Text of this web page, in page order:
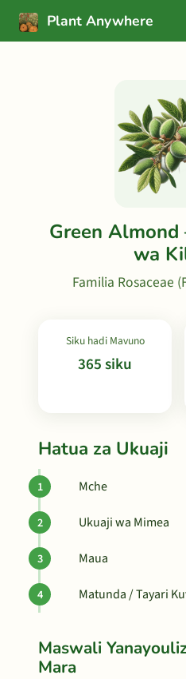
Plant Anywhere
Green
wa
Familia Rosaceae
Siku hadi Mavuno
365 siku
Hatua za Ukuaji
Mche
Ukuaji wa Mimea
Maua
Matunda / Tayari
Maswali
Mara